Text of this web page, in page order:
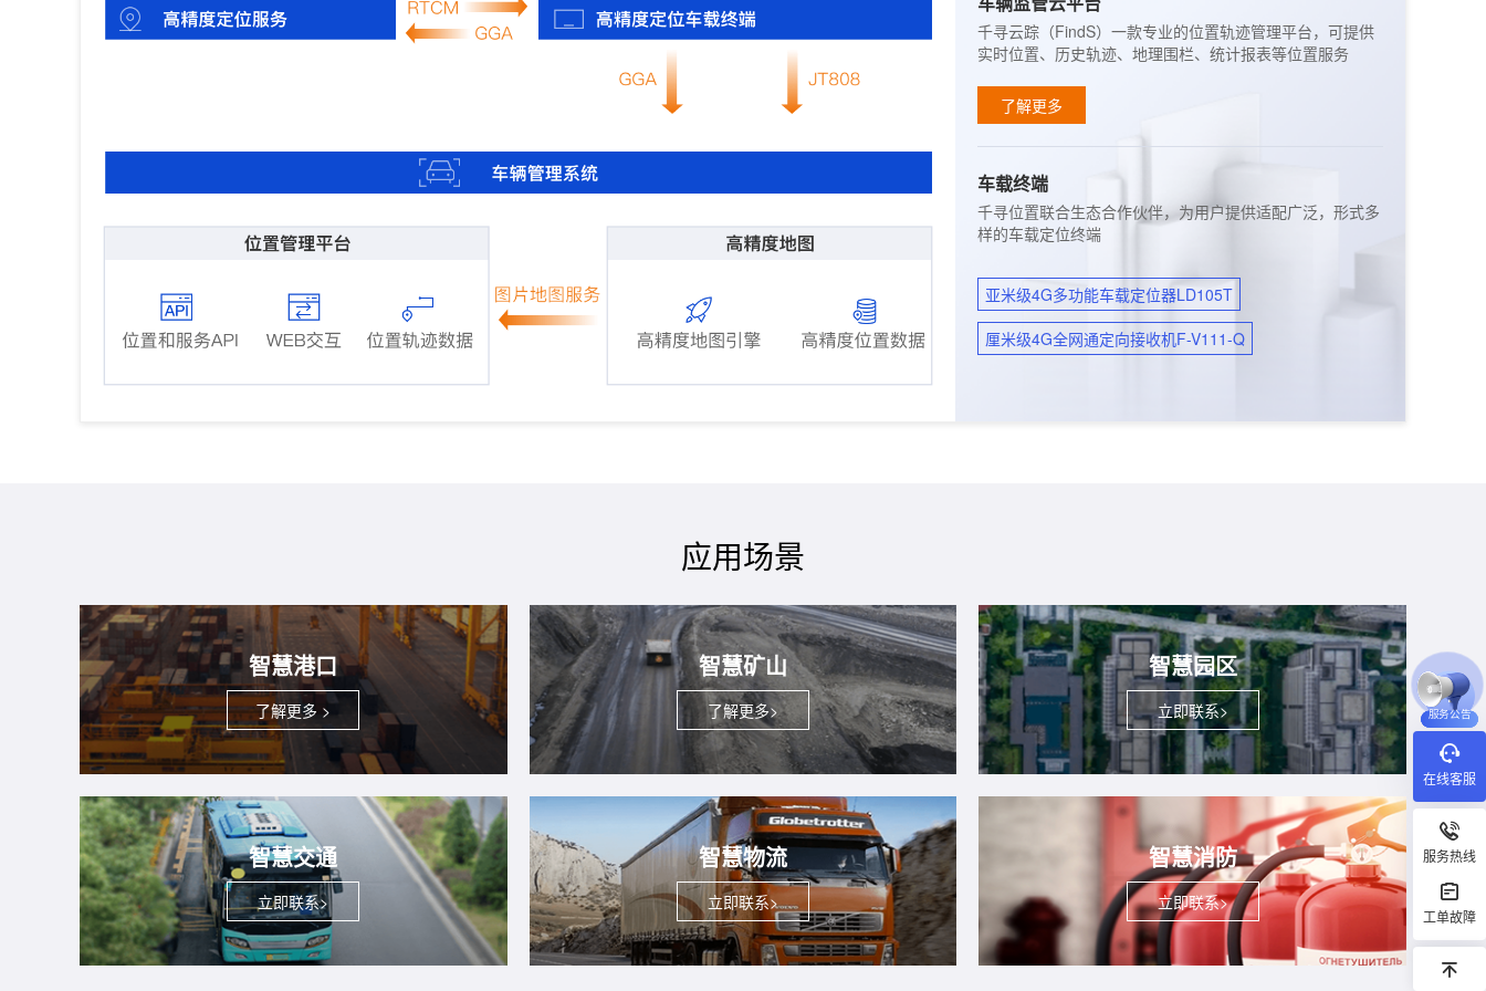
千寻云踪（FindS）一款专业的位置轨迹管理平台，可提供
实时位置、历史轨迹、地理围栏、统计报表等位置服务
了解更多
车载终端
千寻位置联合生态合作伙伴，为用户提供适配广泛，形式多
样的车载定位终端
亚米级4G多功能车载定位器LD105T
厘米级4G全网通定向接收机F-V111-Q
应用场景
智慧港口
了解更多 >
智慧矿山
了解更多>
智慧园区
立即联系>
智慧交通
立即联系>
智慧物流
立即联系>
智慧消防
立即联系>
服务公告
在线客服
服务热线
工单故障